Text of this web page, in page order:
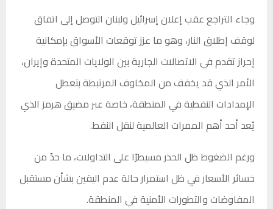
وجاء التراجع عقب إعلان إسرائيل ولبنان التوصل إلى اتفاق
لوقف إطلاق النار، وهو ما عزز توقعات الأسواق بإمكانية
إحراز تقدم في الاتصالات الجارية بين الولايات المتحدة وإيران،
الأمر الذي قد يخفف من المخاوف المرتبطة بتعطل
الإمدادات النفطية في المنطقة، خاصة عبر مضيق هرمز الذي
يُعد أحد أهم الممرات العالمية لنقل النفط.
ورغم الضغوط ظل الحذر مسيطرًا على التداولات، ما حدّ من
خسائر الأسعار في ظل استمرار حالة عدم اليقين بشأن مستقبل
المفاوضات والتطورات الأمنية في المنطقة.